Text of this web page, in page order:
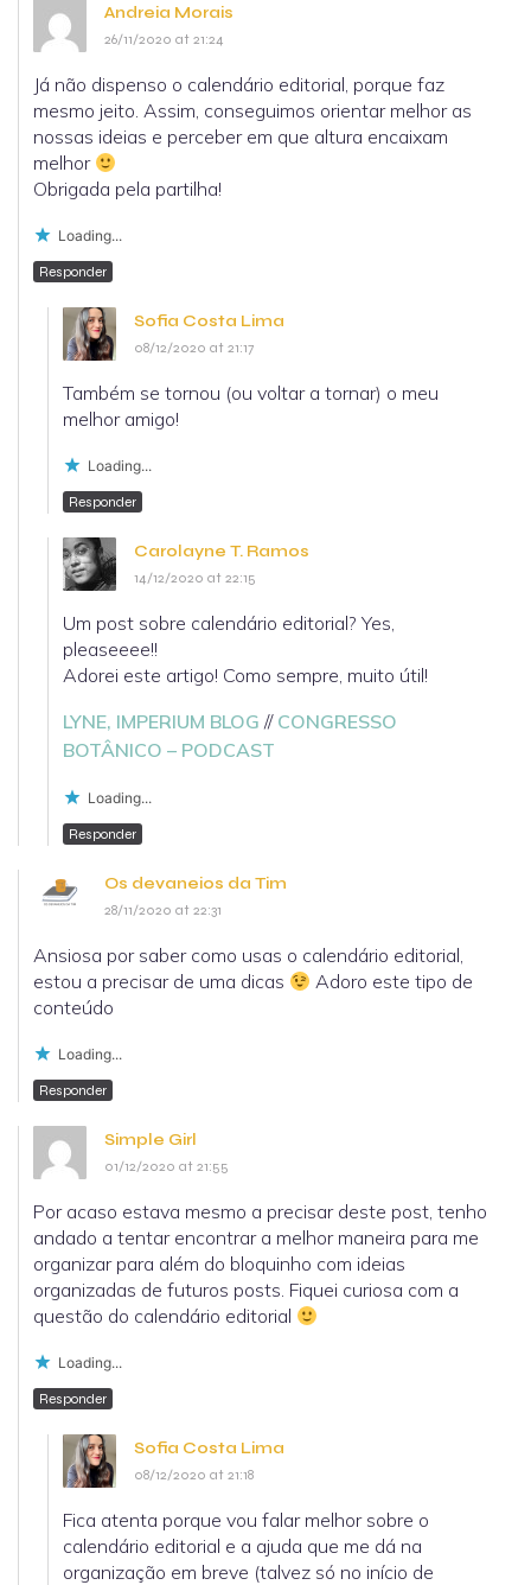
Andreia Morais
26/11/2020 at 21:24
Já não dispenso o calendário editorial, porque faz
mesmo jeito. Assim, conseguimos orientar melhor as
nossas ideias e perceber em que altura encaixam
melhor
Obrigada pela partilha!
Loading...
Responder
Sofia Costa Lima
08/12/2020 at 21:17
Também se tornou (ou voltar a tornar) o meu
melhor amigo!
Loading...
Responder
Carolayne T. Ramos
14/12/2020 at 22:15
Um post sobre calendário editorial? Yes,
pleaseeee!!
Adorei este artigo! Como sempre, muito útil!
LYNE, IMPERIUM BLOG // CONGRESSO
BOTÂNICO – PODCAST
Loading...
Responder
Os devaneios da Tim
28/11/2020 at 22:31
Ansiosa por saber como usas o calendário editorial,
estou a precisar de uma dicas
Adoro este tipo de
conteúdo
Loading...
Responder
Simple Girl
01/12/2020 at 21:55
Por acaso estava mesmo a precisar deste post, tenho
andado a tentar encontrar a melhor maneira para me
organizar para além do bloquinho com ideias
organizadas de futuros posts. Fiquei curiosa com a
questão do calendário editorial
Loading...
Responder
Sofia Costa Lima
08/12/2020 at 21:18
Fica atenta porque vou falar melhor sobre o
calendário editorial e a ajuda que me dá na
organização em breve (talvez só no início de